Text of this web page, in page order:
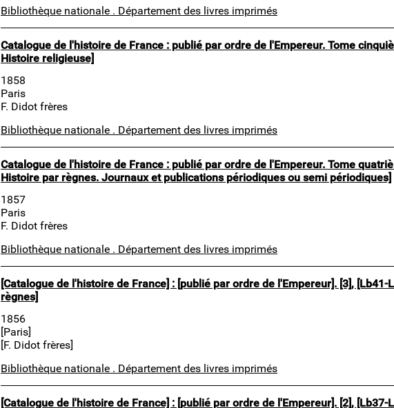
Bibliothèque nationale . Département des livres imprimés
Catalogue de l'histoire de France : publié par ordre de l'Empereur. Tome
Histoire religieuse]
1858
Paris
F. Didot frères
Bibliothèque nationale . Département des livres imprimés
Catalogue de l'histoire de France : publié par ordre de l'Empereur. Tome
Histoire par règnes. Journaux et publications périodiques ou semi périodiques]
1857
Paris
F. Didot frères
Bibliothèque nationale . Département des livres imprimés
[Catalogue de l'histoire de France] : [publié par ordre de l'Empereur]. [3], [Lb41-
règnes]
1856
[Paris]
[F. Didot frères]
Bibliothèque nationale . Département des livres imprimés
[Catalogue de l'histoire de France] : [publié par ordre de l'Empereur]. [2], [Lb37-